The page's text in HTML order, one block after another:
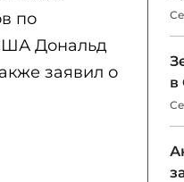
по
Дональд
заявил о
в